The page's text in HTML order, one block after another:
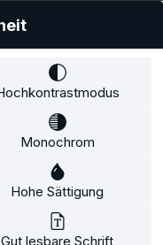
zzgl.
wenn
Monochrom
Hohe Sättigung
Gut lesbare Schrift